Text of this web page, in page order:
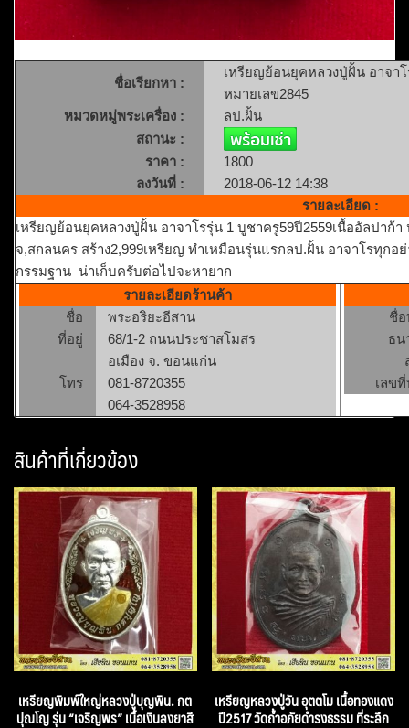
ชื่อเรียกหา :
เหรียญย้อนยุคหลวงปู่ฝั้น อาจา
หมายเลข2845
หมวดหมู่พระเครื่อง :
ลป.ฝั้น
สถานะ :
ราคา :
1800
ลงวันที่ :
2018-06-12 14:38
รายละเอียด :
เหรียญย้อนยุคหลวงปู่ฝั้น อาจาโรรุ่น 1 บูชาครู59ปี2559เนื้ออัลปาก้
จ,สกลนคร สร้าง2,999เหรียญ ทำเหมือนรุ่นแรกลป.ฝั้น อาจาโรทุก
กรรมฐาน น่าเก็บครับต่อไปจะหายาก
รายละเอียดร้านค้า
ชื่อ
พระอริยะอีสาน
ที่อยู่
68/1-2 ถนนประชาสโมสร
อเมือง จ. ขอนแก่น
โทร
081-8720355
064-3528958
ชื่
ธน
เลข
สินค้าที่เกี่ยวข้อง
เหรียญพิมพ์ใหญ่หลวงปู่บุญพิน. กต
ปุณโญ รุ่น “เจริญพร” เนื้อเงินลงยาสี
เหรียญหลวงปู่วัน อุตตโม เนื้อทองแดง
ปี2517 วัดถ้ำอภัยดำรงธรรม ที่ระลึก